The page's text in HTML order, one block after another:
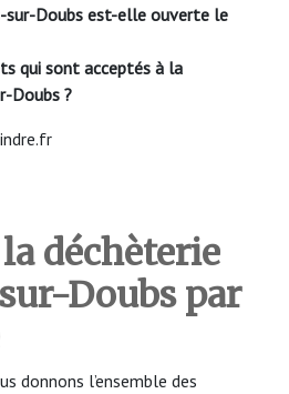
sur-Doubs est-elle ouverte le
qui sont acceptés à la
Doubs ?
déchèterie
Doubs par
donnons l’ensemble des